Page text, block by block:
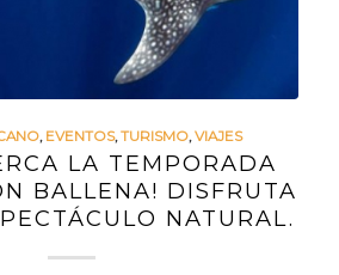
, EVENTOS, TURISMO, VIAJES
LA TEMPORADA
BALLENA! DISFRUTA
NATURAL.